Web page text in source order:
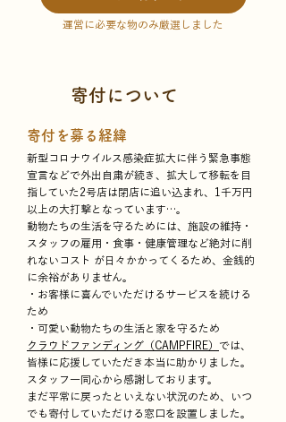
運営に必要な物のみ厳選しました
寄付について
寄付を募る経緯
新型コロナウイルス感染症拡大に伴う緊急事態
宣言などで外出自粛が続き、拡大して移転を目
指していた2号店は閉店に追い込まれ、1千万円
以上の大打撃となっています…。
動物たちの生活を守るためには、施設の維持・
スタッフの雇用・食事・健康管理など絶対に削
れないコスト が日々かかってくるため、金銭的
に余裕がありません。
・お客様に喜んでいただけるサービスを続ける
ため
・可愛い動物たちの生活と家を守るため
クラウドファンディング（CAMPFIRE） では、
皆様に応援していただき本当に助かりました。
スタッフ一同心から感謝しております。
まだ平常に戻ったといえない状況のため、いつ
でも寄付していただける窓口を設置しました。